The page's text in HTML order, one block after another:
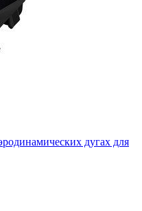
дугах для